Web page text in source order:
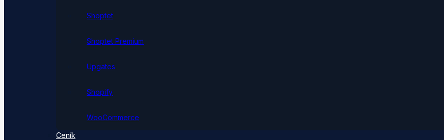
Shoptet
Shoptet Premium
Upgates
Shopify
WooCommerce
Ceník